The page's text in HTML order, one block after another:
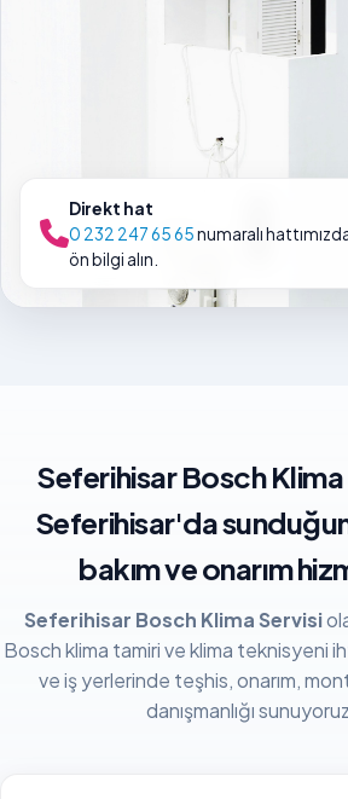
Direkt hat
0 232 247 65 65numaralı
ön bilgi alın.
Seferihisar Bosch
Seferihisar'da
bakım ve onarım
Seferihisar Bosch Klima Servisi
Bosch klima tamiri ve klima teknisyeni
ve iş yerlerinde teşhis, onarım,
danışmanlığı